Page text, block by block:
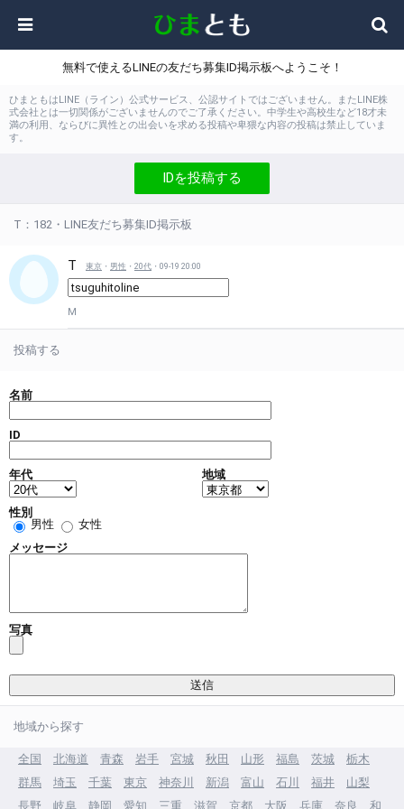
無料で使えるLINEの友だち募集ID掲示板へようこそ！
ひまともはLINE（ライン）公式サービス、公認サイトではございません。またLINE株
式会社とは一切関係がございませんのでご了承ください。中学生や高校生など18才未
満の利用、ならびに異性との出会いを求める投稿や卑猥な内容の投稿は禁止していま
す。
IDを投稿する
T：182・LINE友だち募集ID掲示板
T 東京 ・ 男性 ・ 20代 ・09-19 20:00
M
投稿する
名前
ID
年代 地域
性別
男性
女性
メッセージ
写真
地域から探す
全国 北海道 青森 岩手 宮城 秋田 山形 福島 茨城
栃木
群馬
埼玉 千葉 東京 神奈川 新潟 富山 石川 福井
山梨
長野
岐阜 静岡 愛知 三重 滋賀 京都 大阪 兵庫 奈良 和